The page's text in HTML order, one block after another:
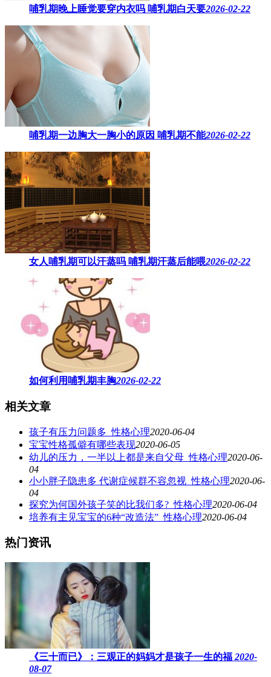
哺乳期晚上睡觉要穿内衣吗​ 哺乳期白天要2026-02-22
哺乳期一边胸大一胸小的原因​ 哺乳期不能2026-02-22
女人哺乳期可以汗蒸吗 ​哺乳期汗蒸后能喂2026-02-22
如何利用哺乳期丰胸2026-02-22
相关文章
孩子有压力问题多_性格心理2020-06-04
宝宝性格孤僻有哪些表现2020-06-05
幼儿的压力，一半以上都是来自父母_性格心理2020-06-
04
小小胖子隐患多 代谢症候群不容忽视_性格心理2020-06-
04
探究为何国外孩子笑的比我们多?_性格心理2020-06-04
培养有主见宝宝的6种“改造法”_性格心理2020-06-04
热门资讯
《三十而已》：三观正的妈妈才是孩子一生的福 2020-
08-07